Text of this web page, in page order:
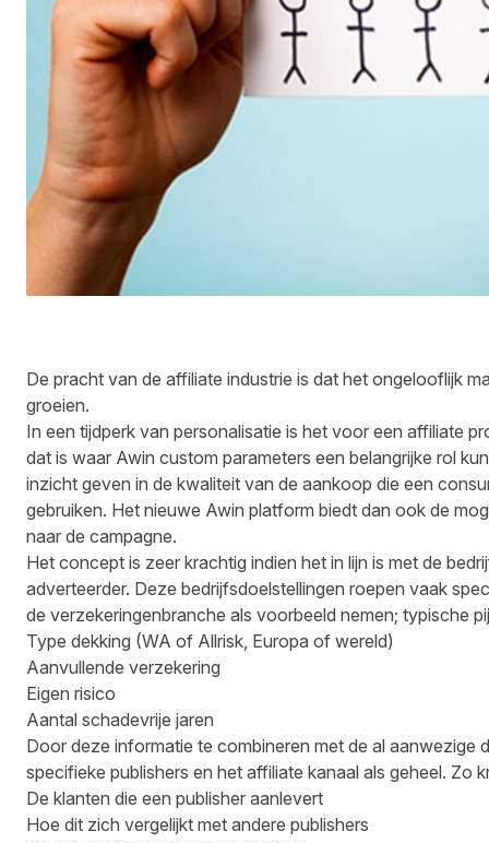
De pracht van de affiliate industrie is dat het ongelooflijk
groeien.
In een tijdperk van personalisatie is het voor een affiliate
dat is waar Awin custom parameters een belangrijke rol
inzicht geven in de kwaliteit van de aankoop die een
gebruiken. Het nieuwe Awin platform biedt dan ook de
naar de campagne.
Het concept is zeer krachtig indien het in lijn is met de
adverteerder. Deze bedrijfsdoelstellingen roepen vaak
de verzekeringenbranche als voorbeeld nemen; typische
Type dekking (WA of Allrisk, Europa of wereld)
Aanvullende verzekering
Eigen risico
Aantal schadevrije jaren
Door deze informatie te combineren met de al aanwezige
specifieke publishers en het affiliate kanaal als geheel. Zo
De klanten die een publisher aanlevert
Hoe dit zich vergelijkt met andere publishers